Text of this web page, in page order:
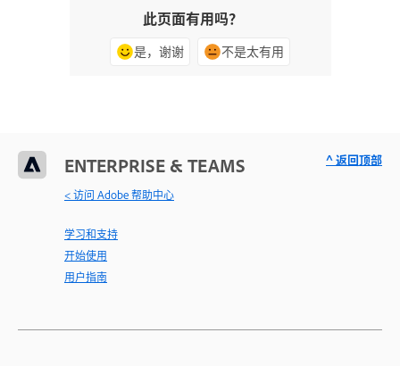
此页面有用吗？
是，谢谢 不是太有用
ENTERPRISE & TEAMS
< 访问 Adobe 帮助中心
学习和支持
开始使用
用户指南
^ 返回顶部